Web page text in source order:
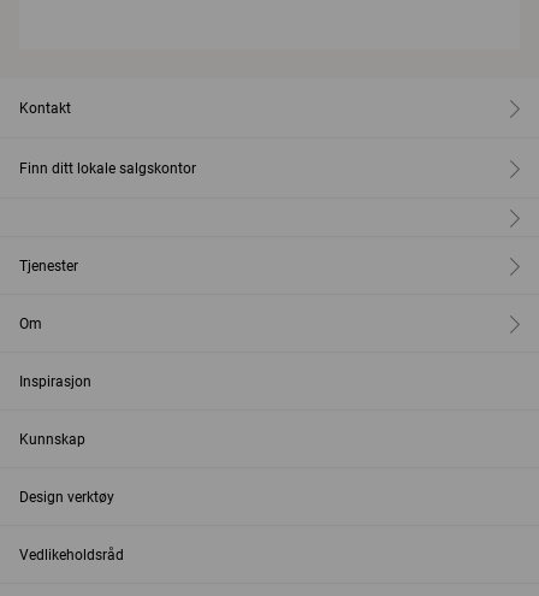
Kontakt
Finn ditt lokale salgskontor
Tjenester
Om
Inspirasjon
Kunnskap
Design verktøy
Vedlikeholdsråd